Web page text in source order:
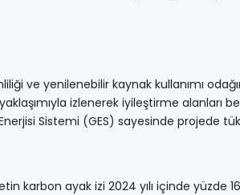
ve yenilenebilir kaynak kullanımı
izlenerek iyileştirme alanları
Sistemi (GES) sayesinde projede
karbon ayak izi 2024 yılı içinde yüzde